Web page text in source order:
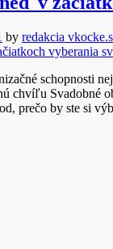
by redakcia
schopnosti
chvíľu Svadobné
prečo by ste si